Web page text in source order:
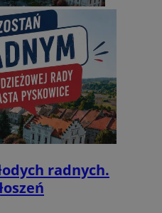
radnych.